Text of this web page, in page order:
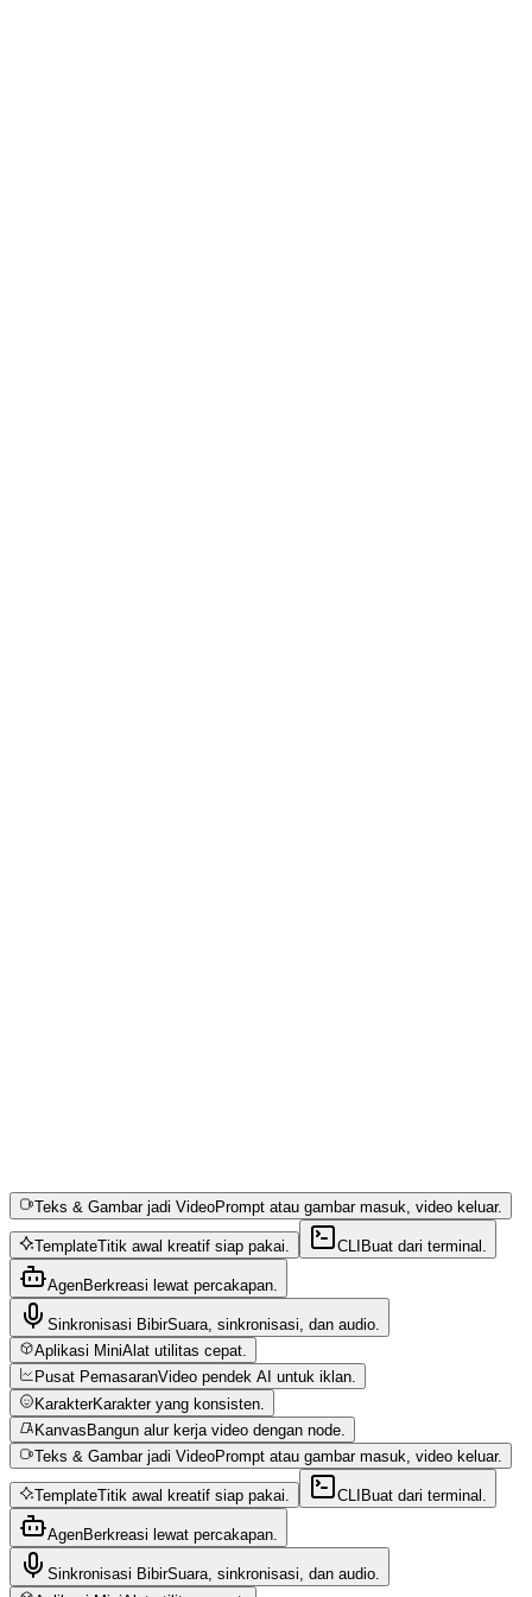
Teks & Gambar jadi VideoPrompt atau gambar masuk, video keluar.
TemplateTitik awal kreatif siap pakai. CLIBuat dari terminal.
AgenBerkreasi lewat percakapan.
Sinkronisasi BibirSuara, sinkronisasi, dan audio.
Aplikasi MiniAlat utilitas cepat.
Pusat PemasaranVideo pendek AI untuk iklan.
KarakterKarakter yang konsisten.
Kanvas Bangun alur kerja video dengan node.
Teks & Gambar jadi VideoPrompt atau gambar masuk, video keluar.
TemplateTitik awal kreatif siap pakai. CLI Buat dari terminal.
AgenBerkreasi lewat percakapan.
Sinkronisasi BibirSuara, sinkronisasi, dan audio.